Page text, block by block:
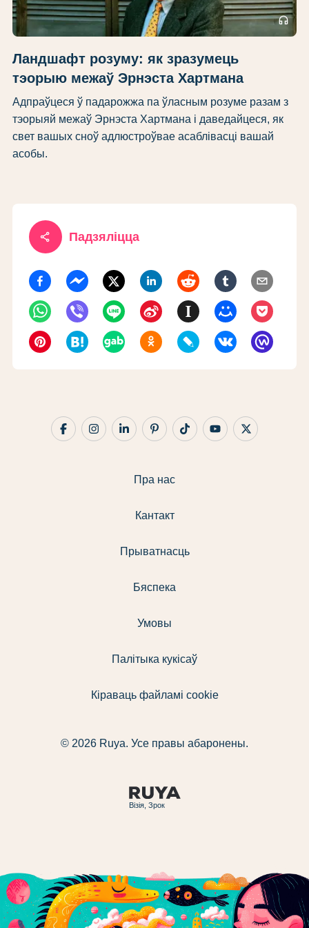
headphones
Ландшафт розуму: як зразумець
тэорыю межаў Эрнэста Хартмана
Адпраўцеся ў падарожжа па ўласным розуме разам з
тэорыяй межаў Эрнэста Хартмана і даведайцеся, як
свет вашых сноў адлюстроўвае асаблівасці вашай
асобы.
share Падзяліцца
Візія, Зрок
Пра нас
Кантакт
Прыватнасць
Бяспека
Умовы
Палітыка кукісаў
Кіраваць файламі cookie
© 2026 Ruya. Усе правы абаронены.